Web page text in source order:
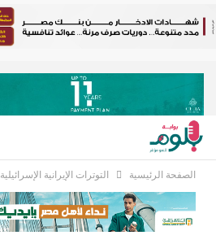
الصفحة الرئيسية التوترات الإيرانية الإسرائيلية